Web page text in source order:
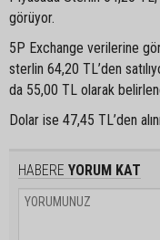
görüyor.
5P Exchange verilerine
sterlin 64,20 TL’den
da 55,00 TL olarak
Dolar ise 47,45 TL’den
HABERE YORUM KAT